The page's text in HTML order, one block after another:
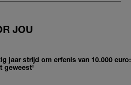
JOU
jaar strijd om erfenis van 10.000 euro:
geweest'